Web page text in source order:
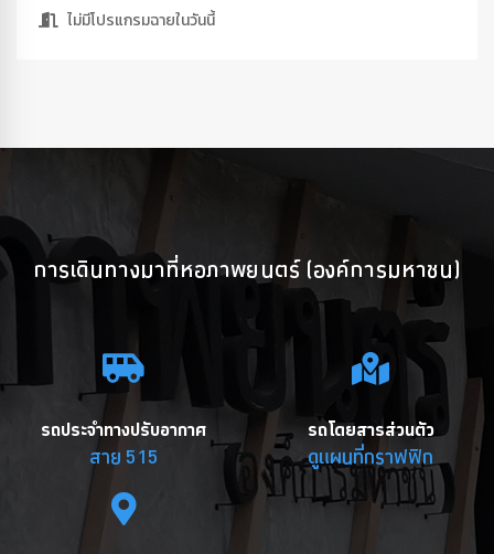
ไม่มีโปรแกรมฉายในวันนี้
การเดินทางมาที่หอภาพยนตร์ (องค์การมหาชน)
รถประจำทางปรับอากาศ
สาย 515
รถโดยสารส่วนตัว
ดูแผนที่กราฟฟิก